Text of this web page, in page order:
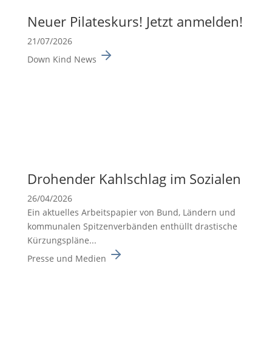
Neuer Pilates­kurs! Jetzt anmelden!
21/07/2026
Down Kind News
Drohender Kahlschlag im Sozialen
26/04/2026
Ein aktuelles Arbeits­pa­pier von Bund, Ländern und
kommu­nalen Spitzen­ver­bänden enthüllt drasti­sche
Kürzungs­pläne...
Presse und Medien